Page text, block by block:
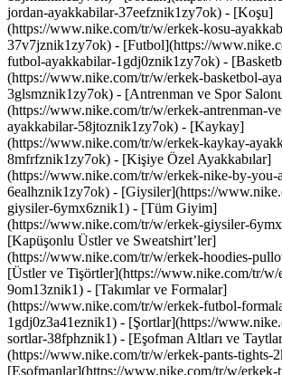
jordan-ayakkabilar-37eefznik1zy7ok) - [Koşu]
(https://www.nike.com/tr/w/erkek-kosu-
37v7jznik1zy7ok) - [Futbol](https://
futbol-ayakkabilar-1gdj0znik1zy7ok) -
(https://www.nike.com/tr/w/erkek-basketbol-
3glsmznik1zy7ok) - [Antrenman ve Spor
(https://www.nike.com/tr/w/erkek-antrenman-
ayakkabilar-58jtoznik1zy7ok) - [Kaykay]
(https://www.nike.com/tr/w/erkek-kaykay-
8mfrfznik1zy7ok) - [Kişiye Özel Ayakkabılar]
(https://www.nike.com/tr/w/erkek-nike-by-you-
6ealhznik1zy7ok) - [Giysiler](https://
giysiler-6ymx6znik1) - [Tüm Giyim]
(https://www.nike.com/tr/w/erkek-giysiler-
[Kapüşonlu Üstler ve Sweatshirt’ler]
(https://www.nike.com/tr/w/erkek-hoodies-
[Üstler ve Tişörtler](https://www.nike.com/tr/w/
9om13znik1) - [Takımlar ve Formalar]
(https://www.nike.com/tr/w/erkek-futbol-
1gdj0z3a41eznik1) - [Şortlar](https://
sortlar-38fphznik1) - [Eşofman Altları ve
(https://www.nike.com/tr/w/erkek-pants-tights-
[Eşofmanlar](https://www.nike.com/tr/w/erkek-